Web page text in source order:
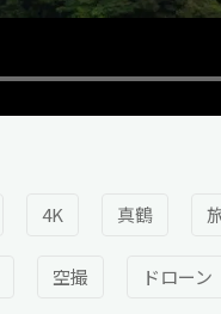
4K 真鶴
空撮 ドローン